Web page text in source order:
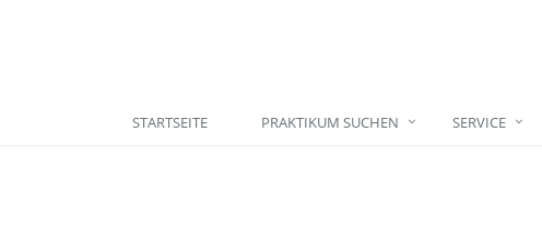
STARTSEITE PRAKTIKUM SUCHEN SERVICE